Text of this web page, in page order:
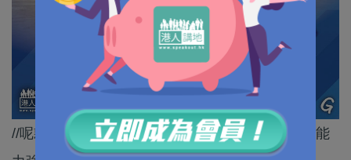
//呢款無人機具有超短距起降、惡劣起降環境適應能